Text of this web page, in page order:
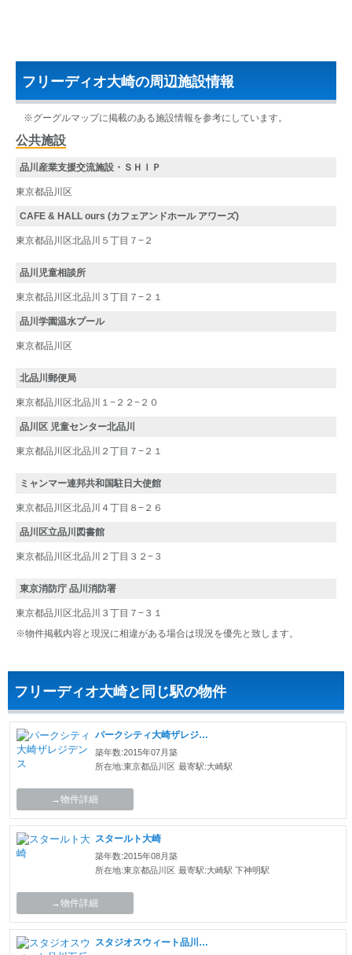
フリーディオ大崎の周辺施設情報
※グーグルマップに掲載のある施設情報を参考にしています。
公共施設
品川産業支援交流施設・ＳＨＩＰ
東京都品川区
CAFE & HALL ours (カフェアンドホール アワーズ)
東京都品川区北品川５丁目７−２
品川児童相談所
東京都品川区北品川３丁目７−２１
品川学園温水プール
東京都品川区
北品川郵便局
東京都品川区北品川１−２２−２０
品川区 児童センター北品川
東京都品川区北品川２丁目７−２１
ミャンマー連邦共和国駐日大使館
東京都品川区北品川４丁目８−２６
品川区立品川図書館
東京都品川区北品川２丁目３２−３
東京消防庁 品川消防署
東京都品川区北品川３丁目７−３１
※物件掲載内容と現況に相違がある場合は現況を優先と致します。
フリーディオ大崎と同じ駅の物件
パークシティ大崎ザレジデンス
築年数:2015年07月築
所在地:東京都品川区 最寄駅:大崎駅
→物件詳細
スタールト大崎
築年数:2015年08月築
所在地:東京都品川区 最寄駅:大崎駅 下神明駅
→物件詳細
スタジオスウィート品川五反田